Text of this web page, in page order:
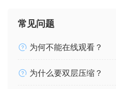
常见问题
为何不能在线观看？
为什么要双层压缩？